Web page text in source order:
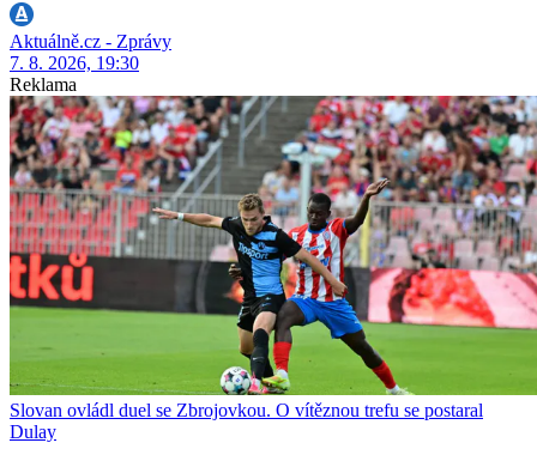
Aktuálně.cz - Zprávy
7. 8. 2026, 19:30
Reklama
Slovan ovládl duel se Zbrojovkou. O vítěznou trefu se postaral
Dulay